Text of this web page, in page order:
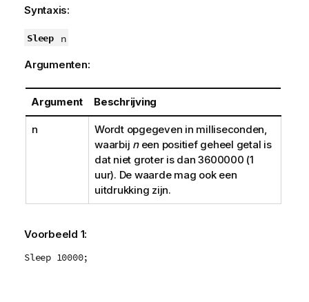
Syntaxis:
Sleep n
Argumenten:
Argument Beschrijving
n
Wordt opgegeven in milliseconden,
waarbij neen positief geheel getal is
dat niet groter is dan3600000 (1
uur). De waarde mag ook een
uitdrukking zijn.
Voorbeeld 1:
Sleep 10000;